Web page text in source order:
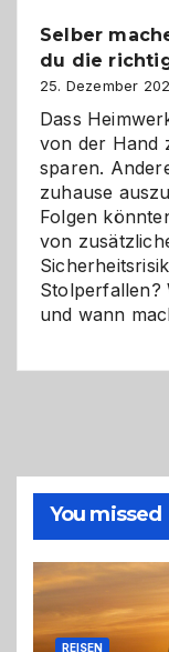
und
Selber
du die
25. Dezember
Dass
von der Hand
sparen.
zuhause
Folgen
von
Stolperfallen?
und wann
You missed
REISEN